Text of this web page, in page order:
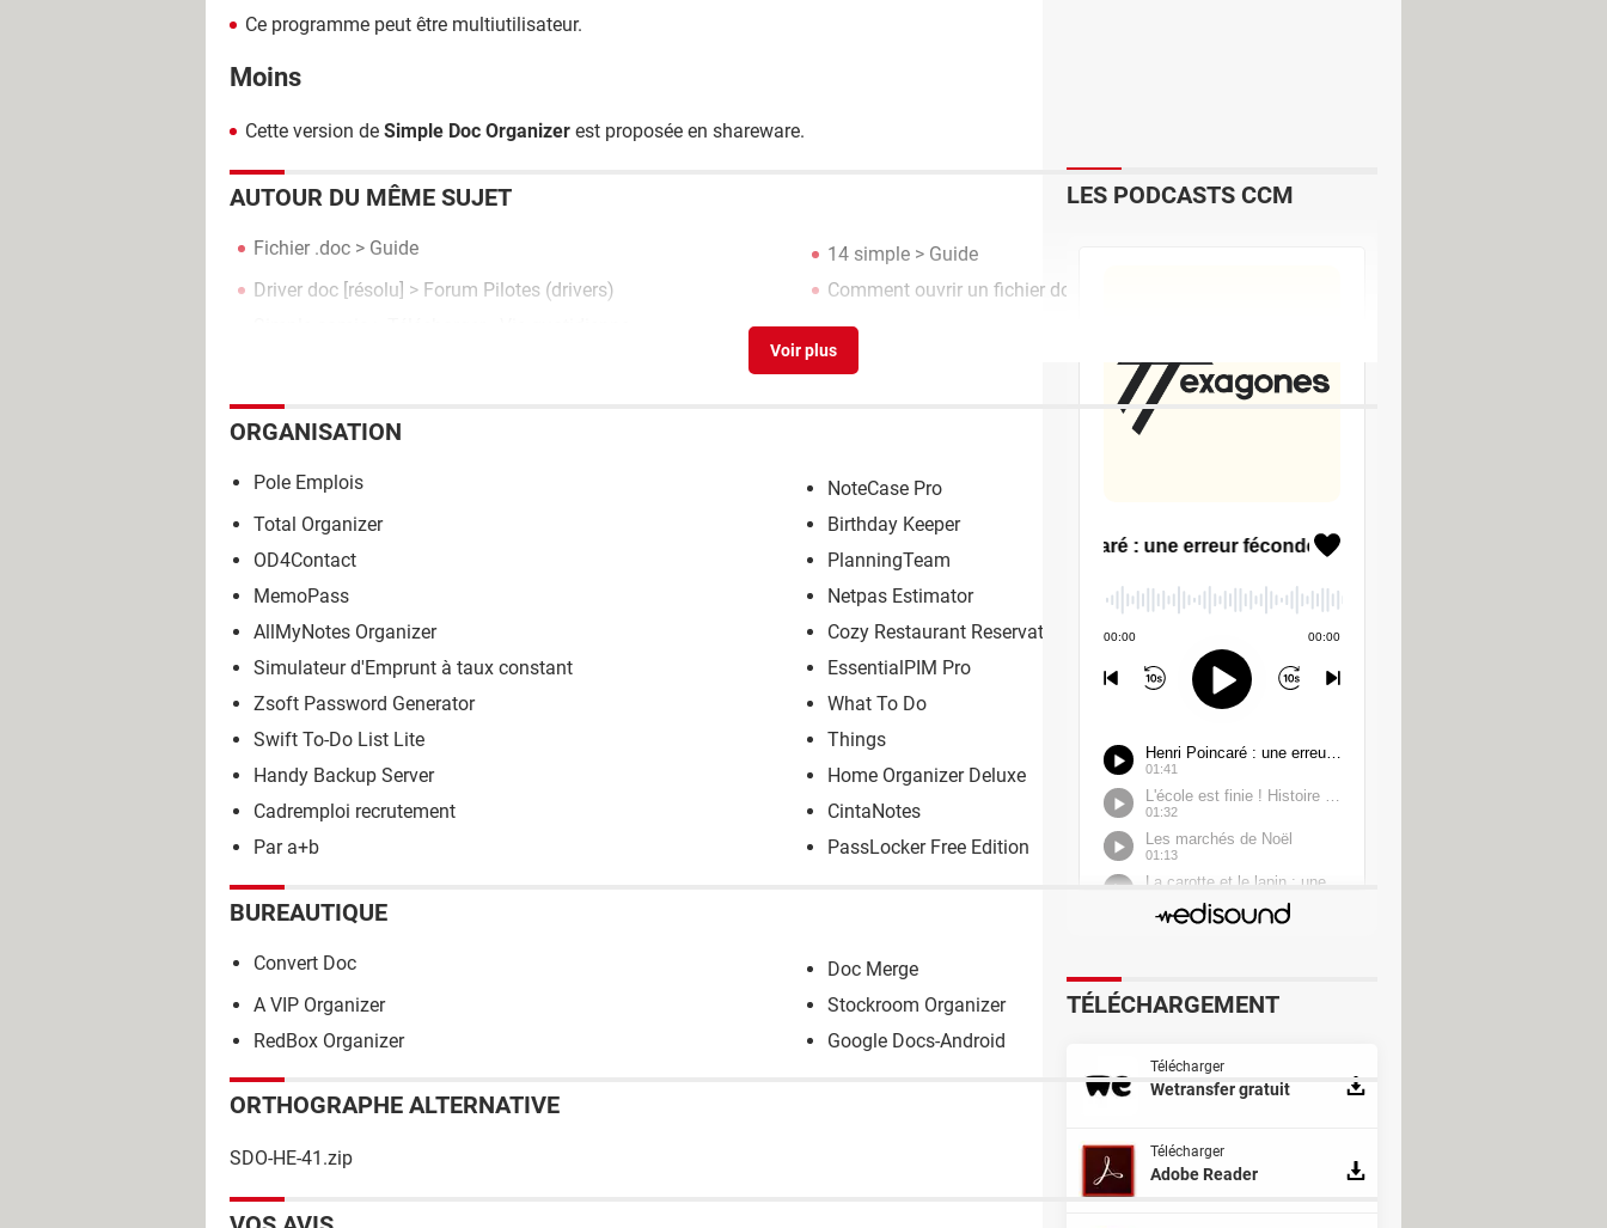
Ce programme peut être multiutilisateur.
Moins
Cette version de Simple Doc Organizer est proposée en shareware.
AUTOUR DU MÊME SUJET
Fichier .doc > Guide 14 simple > Guide
Driver doc [résolu] > Forum Pilotes (drivers) Comment ouvrir un fichier doc ?
ORGANISATION
Pole Emplois
NoteCase Pro
Total Organizer
Birthday Keeper
OD4Contact
PlanningTeam
MemoPass
Netpas Estimator
AllMyNotes Organizer
Cozy Restaurant Reservation
Simulateur d'Emprunt à taux constant
EssentialPIM Pro
Zsoft Password Generator
What To Do
Swift To-Do List Lite
Things
Handy Backup Server
Home Organizer Deluxe
Cadremploi recrutement
CintaNotes
Par a+b
PassLocker Free Edition
BUREAUTIQUE
Convert Doc
Doc Merge
A VIP Organizer
Stockroom Organizer
RedBox Organizer
Google Docs-Android
ORTHOGRAPHE ALTERNATIVE
SDO-HE-41.zip
LES PODCASTS CCM
TÉLÉCHARGEMENT
Télécharger
Wetransfer gratuit
Télécharger
Adobe Reader